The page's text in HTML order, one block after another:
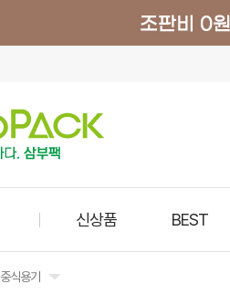
신상품 BEST
중식용기